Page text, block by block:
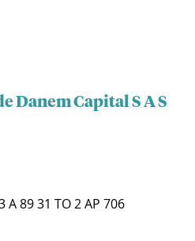
Danem Capital S A S
A 89 31 TO 2 AP 706